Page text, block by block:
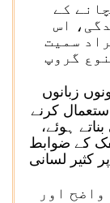
کے
اس
سمیت
گروپ
زبانوں
کرنے
ہوئے،
کے ضوابط
کثیر لسانی
اور